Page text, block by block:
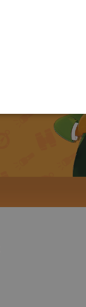
TURKISH
GREEK
RUSSIAN
DUTCH